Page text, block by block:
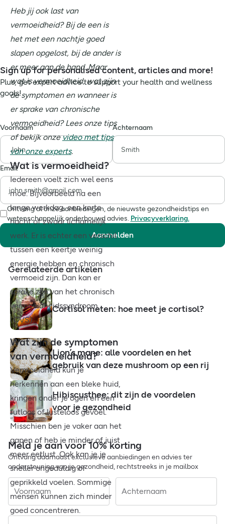
Heb jij ook last van
vermoeidheid? Bij de een is
het met een nachtje goed
slapen opgelost, bij de ander is
er meer aan de hand. Maar
wat is vermoeidheid, wat zijn
de symptomen en wanneer is
er sprake van chronische
vermoeidheid? Lees onze tips
of bekijk onzevideo met tips
van onze experts.
Wat is vermoeidheid?
Iedereen voelt zich wel eens
moe. Bijvoorbeeld na een
lange werkdag, een korte
nacht of zwaar lichamelijk
werk. Er is echter een verschil
tussen een keertje weinig
energie hebben en chronisch
vermoeid zijn. Dan kan er
sprake zijn van het chronisch
vermoeidheidssyndroom
(CVS).
Wat zijn de symptomen
van vermoeidheid?
Vermoeidheid kun je
herkennen aan een bleke huid,
kringen onder je ogen en een
futloos of lusteloos gevoel.
Misschien ben je vaker aan het
gapen of heb je minder of juist
meer eetlust. Ook kan je je
sneller ongeduldig of
geprikkeld voelen. Sommige
mensen kunnen zich minder
goed concentreren.
Sign up for personalised content, articles and more!
Plus, get expert advice to support your health and wellness
goals!
Voornaam Achternaam
Email
Ontvang al onze aanbiedingen, de nieuwste gezondheidstips en
wetenschappelijk onderbouwd advies. Privacyverklaring.
Aanmelden
Gerelateerde artikelen
Cortisol meten: hoe meet je cortisol?
Lion’s mane: alle voordelen en het
gebruik van deze mushroom op een rij
Hibiscusthee: dit zijn de voordelen
voor je gezondheid
Meld je aan voor 10% korting
Ontvang daarnaast exclusieve aanbiedingen en advies ter
ondersteuning van je gezondheid, rechtstreeks in je mailbox
Voornaam Achternaam